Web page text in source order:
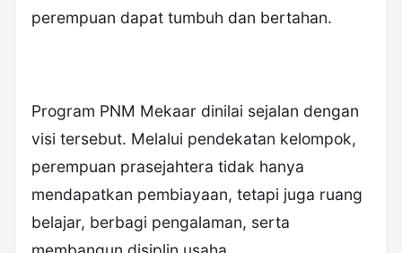
perempuan dapat tumbuh dan bertahan.
Program PNM Mekaar dinilai sejalan dengan
visi tersebut. Melalui pendekatan kelompok,
perempuan prasejahtera tidak hanya
mendapatkan pembiayaan, tetapi juga ruang
belajar, berbagi pengalaman, serta